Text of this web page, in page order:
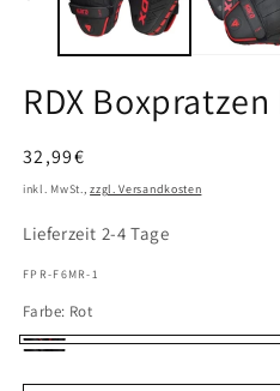
RDX Boxpratzen
Normaler
Preis
32,99€
inkl. MwSt.,zzgl. Versandkosten
Lieferzeit 2-4 Tage
SKU:
FPR-F6MR-1
Farbe: Rot
Rot